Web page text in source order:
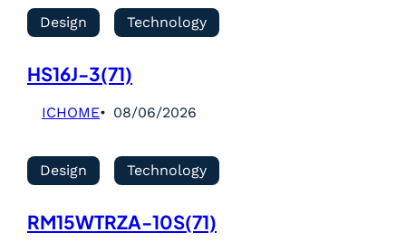
Design Technology
HS16J-3(71)
ICHOME 08/06/2026
Design Technology
RM15WTRZA-10S(71)